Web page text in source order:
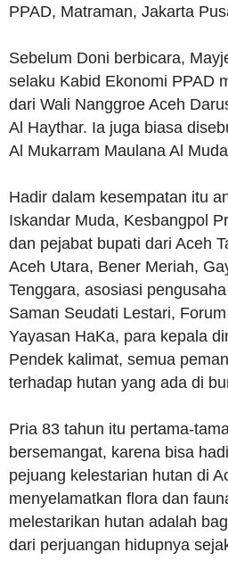
PPAD, Matraman, Jakarta
Sebelum Doni berbicara,
selaku Kabid Ekonomi PPAD
dari Wali Nanggroe Aceh
Al Haythar. Ia juga biasa
Al Mukarram Maulana Al
Hadir dalam kesempatan itu
Iskandar Muda, Kesbangpol
dan pejabat bupati dari Aceh
Aceh Utara, Bener Meriah,
Tenggara, asosiasi
Saman Seudati Lestari,
Yayasan HaKa, para kepala
Pendek kalimat, semua
terhadap hutan yang ada di
Pria 83 tahun itu pertama-
bersemangat, karena bisa
pejuang kelestarian hutan di
menyelamatkan flora dan
melestarikan hutan adalah
dari perjuangan hidupnya